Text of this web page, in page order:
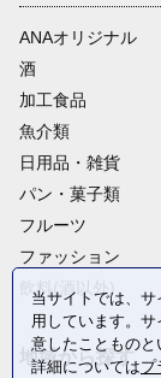
ANAオリジナル
酒
加工食品
魚介類
日用品・雑貨
パン・菓子類
フルーツ
ファッション
飲料(酒以外)
地域から探す
当サイトでは、
用しています。
意したことものと
詳細についてはプ